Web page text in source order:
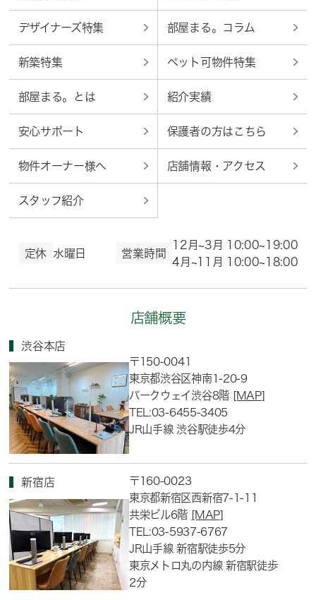
デザイナーズ特集 部屋まる。コラム
新築特集 ペット可物件特集
部屋まる。とは 紹介実績
安心サポート 保護者の方はこちら
物件オーナー様へ 店舗情報・アクセス
スタッフ紹介
定休 水曜日 営業時間
12月~3月 10:00~19:00
4月~11月 10:00~18:00
店舗概要
渋谷本店
〒150-0041
東京都渋谷区神南1-20-9
パークウェイ渋谷8階 [MAP]
TEL:03-6455-3405
JR山手線 渋谷駅徒歩4分
新宿店
〒160-0023
東京都新宿区西新宿7-1-11
共栄ビル6階 [MAP]
TEL:03-5937-6767
JR山手線 新宿駅徒歩5分
東京メトロ丸の内線 新宿駅徒歩
2分